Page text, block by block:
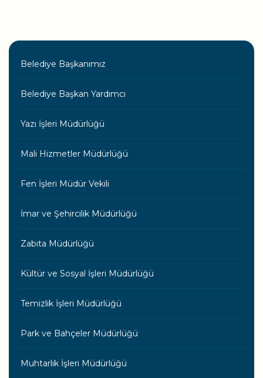
Belediye Başkanımız
Belediye Başkan Yardımcı
Yazı İşleri Müdürlüğü
Mali Hizmetler Müdürlüğü
Fen İşleri Müdür Vekili
İmar ve Şehircilik Müdürlüğü
Zabıta Müdürlüğü
Kültür ve Sosyal İşleri Müdürlüğü
Temizlik İşleri Müdürlüğü
Park ve Bahçeler Müdürlüğü
Muhtarlık İşleri Müdürlüğü